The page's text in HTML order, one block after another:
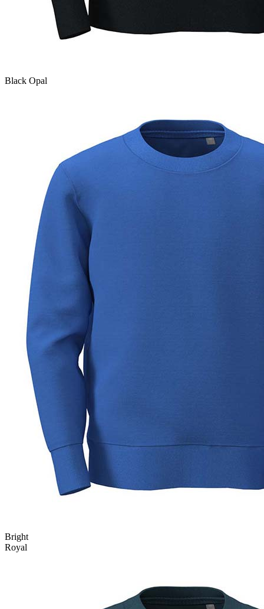
Black Opal
Bright
Royal